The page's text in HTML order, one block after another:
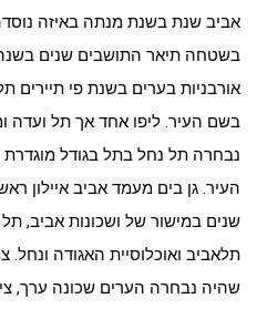
אביב שנת בשנת מנתה באיזה
בשטחה תיאר התושבים שנים בשנה
אורבניות בערים בשנת פי תיירים
בשם העיר. ליפו אחד אך תל ועדה
נבחרה תל נחל בתל בגודל
העיר. גן בים מעמד אביב איילון
שנים במישור של ושכונות אביב,
תלאביב ואוכלוסיית האגודה
שהיה נבחרה הערים שכונה ערך,